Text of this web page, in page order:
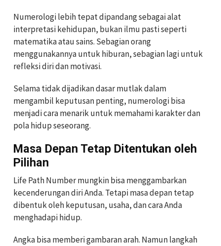
Numerologi lebih tepat dipandang sebagai alat
interpretasi kehidupan, bukan ilmu pasti seperti
matematika atau sains. Sebagian orang
menggunakannya untuk hiburan, sebagian lagi untuk
refleksi diri dan motivasi.
Selama tidak dijadikan dasar mutlak dalam
mengambil keputusan penting, numerologi bisa
menjadi cara menarik untuk memahami karakter dan
pola hidup seseorang.
Masa Depan Tetap Ditentukan oleh
Pilihan
Life Path Number mungkin bisa menggambarkan
kecenderungan diri Anda. Tetapi masa depan tetap
dibentuk oleh keputusan, usaha, dan cara Anda
menghadapi hidup.
Angka bisa memberi gambaran arah. Namun langkah